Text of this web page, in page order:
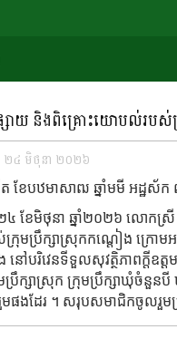
ផ្សាយ និងពិគ្រោះយោបល់របស់
២៤ មិថុនា ២០២៦
ត ខែបឋមាសាឍ ឆ្នាំមមី អដ្ឋ
២៤ ខែមិថុនា ឆ្នាំ២០២៦​ លោក
មប្រឹក្សាស្រុកកណ្តៀង ក្រោម
ៅបរិវេនទីទួលសុវត្ថិភាពក្តីឧ
រឹក្សាស្រុក ក្រុមប្រឹក្សាឃុំចំនួន
មផងដែរ ។ សរុបសមាជិកចូលរួ